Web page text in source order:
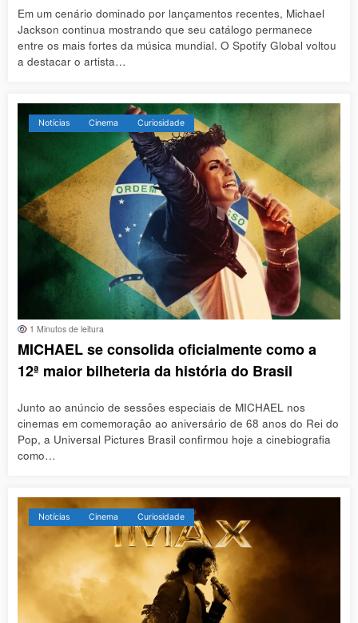
Em um cenário dominado por lançamentos recentes, Michael
Jackson continua mostrando que seu catálogo permanece
entre os mais fortes da música mundial. O Spotify Global voltou
a destacar o artista…
Notícias Cinema Curiosidade
1 Minutos de leitura
MICHAEL se consolida oficialmente como a
12ª maior bilheteria da história do Brasil
Junto ao anúncio de sessões especiais de MICHAEL nos
cinemas em comemoração ao aniversário de 68 anos do Rei do
Pop, a Universal Pictures Brasil confirmou hoje a cinebiografia
como…
Notícias Cinema Curiosidade